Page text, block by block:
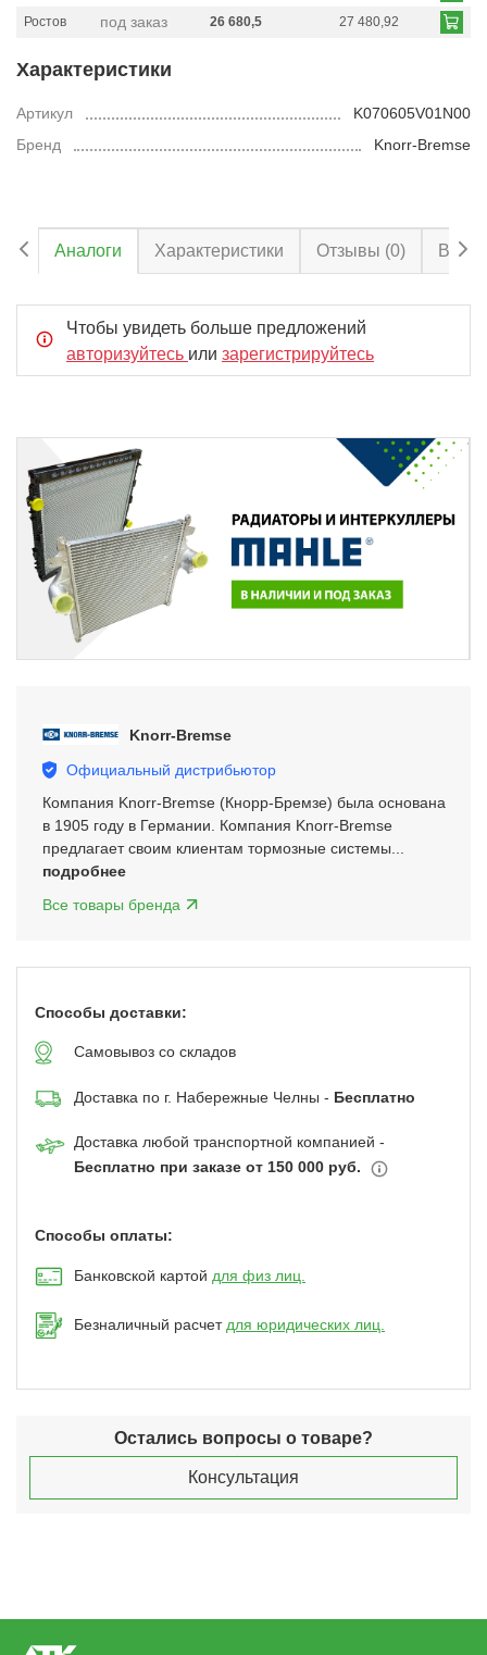
Характеристики
Артикул
K070605V01N00
Бренд
Knorr-Bremse
Ростов под заказ 26 680,5 27 480,92
Аналоги Характеристики Отзывы (0)
Чтобы увидеть больше предложений
авторизуйтесь или зарегистрируйтесь
Knorr-Bremse
Официальный дистрибьютор
Компания Knorr-Bremse (Кнорр-Бремзе) была основана
в 1905 году в Германии. Компания Knorr-Bremse
предлагает своим клиентам тормозные системы...
подробнее
Все товары бренда
Способы доставки:
Самовывоз со складов
Доставка по г. Набережные Челны - Бесплатно
Доставка любой транспортной компанией -
Бесплатно при заказе от 150 000 руб.
Способы оплаты:
Банковской картой для физ лиц.
Безналичный расчетдля юридических лиц.
Остались вопросы о товаре?
Консультация